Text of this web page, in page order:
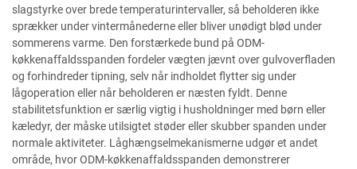
slagstyrke over brede temperaturintervaller, så beholderen ikke
sprækker under vintermånederne eller bliver unødigt blød under
sommerens varme. Den forstærkede bund på ODM-
køkkenaffaldsspanden fordeler vægten jævnt over gulvoverfladen
og forhindreder tipning, selv når indholdet flytter sig under
lågoperation eller når beholderen er næsten fyldt. Denne
stabilitetsfunktion er særlig vigtig i husholdninger med børn eller
kæledyr, der måske utilsigtet støder eller skubber spanden under
normale aktiviteter. Låghængselmekanismerne udgør et andet
område, hvor ODM-køkkenaffaldsspanden demonstrerer